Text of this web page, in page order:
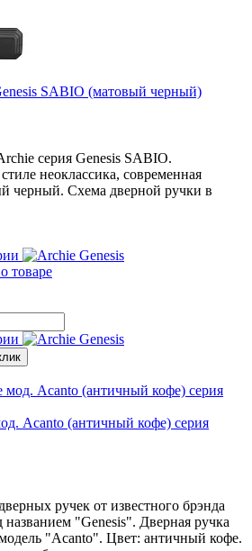
SABIO (матовый черный)
серия Genesis SABIO.
неоклассика, современная
черный. Схема дверной ручки в
товаре
Acanto (античный кофе) серия
ручек от известного брэнда
"Genesis". Дверная ручка
"Acanto". Цвет: античный кофе.